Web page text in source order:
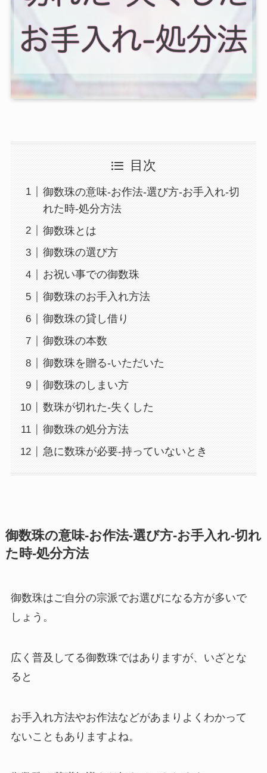
目次
御数珠の意味-お作法-選び方-お手入れ-切
れた時-処分方法
御数珠とは
御数珠の選び方
お祝い事での御数珠
御数珠のお手入れ方法
御数珠の貸し借り
御数珠の本数
御数珠を贈る-いただいた
御数珠のしまい方
数珠が切れた-失くした
御数珠の処分方法
急に数珠が必要-持っていないとき
御数珠の意味-お作法-選び方-お手入れ-切れ
た時-処分方法
御数珠はご自分の宗派でお選びになる方が多いで
しょう。
広く普及してる御数珠ではありますが、いざとな
ると
お手入れ方法やお作法などがあまりよくわかって
ないこともありますよね。